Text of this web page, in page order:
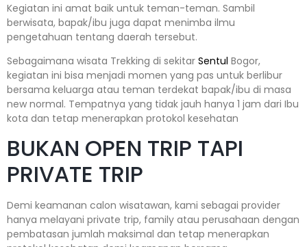
Kegiatan ini amat baik untuk teman-teman. Sambil
berwisata, bapak/ibu juga dapat menimba ilmu
pengetahuan tentang daerah tersebut.
Sebagaimana wisata Trekking di sekitar Sentul Bogor,
kegiatan ini bisa menjadi momen yang pas untuk berlibur
bersama keluarga atau teman terdekat bapak/ibu di masa
new normal. Tempatnya yang tidak jauh hanya 1 jam dari Ibu
kota dan tetap menerapkan protokol kesehatan
BUKAN OPEN TRIP TAPI
PRIVATE TRIP
Demi keamanan calon wisatawan, kami sebagai provider
hanya melayani private trip, family atau perusahaan dengan
pembatasan jumlah maksimal dan tetap menerapkan